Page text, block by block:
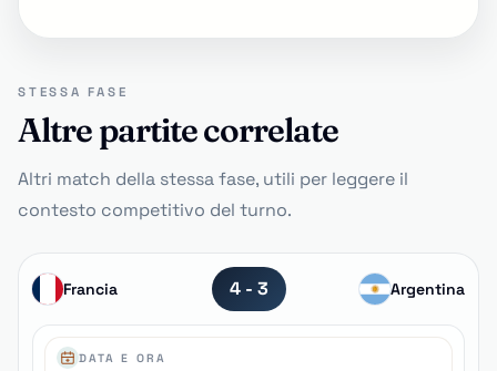
STESSA FASE
Altre partite correlate
Altri match della stessa fase, utili per leggere il
contesto competitivo del turno.
Francia 4 - 3 Argentina
DATA E ORA